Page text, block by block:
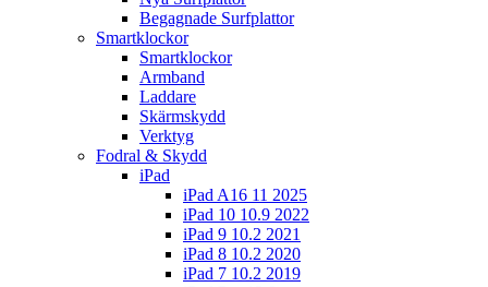
Begagnade Surfplattor
Smartklockor
Smartklockor
Armband
Laddare
Skärmskydd
Verktyg
Fodral & Skydd
iPad
iPad A16 11 2025
iPad 10 10.9 2022
iPad 9 10.2 2021
iPad 8 10.2 2020
iPad 7 10.2 2019